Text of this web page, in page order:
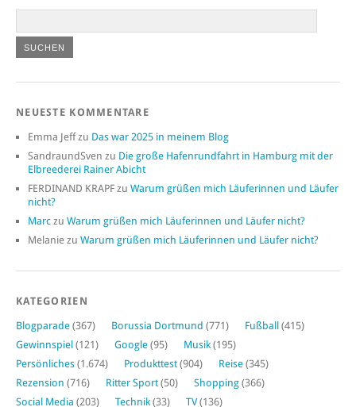
NEUESTE KOMMENTARE
Emma Jeffzu Das war 2025 in meinem Blog
SandraundSven zu Die große Hafenrundfahrt in Hamburg mit der
Elbreederei Rainer Abicht
FERDINAND KRAPF zu Warum grüßen mich Läuferinnen und Läufer
nicht?
Marc zu Warum grüßen mich Läuferinnen und Läufer nicht?
Melanie zu Warum grüßen mich Läuferinnen und Läufer nicht?
KATEGORIEN
Blogparade (367) Borussia Dortmund (771) Fußball (415)
Gewinnspiel (121) Google (95) Musik(195)
Persönliches (1.674) Produkttest(904) Reise (345)
Rezension (716) Ritter Sport(50) Shopping (366)
Social Media (203) Technik(33) TV(136)